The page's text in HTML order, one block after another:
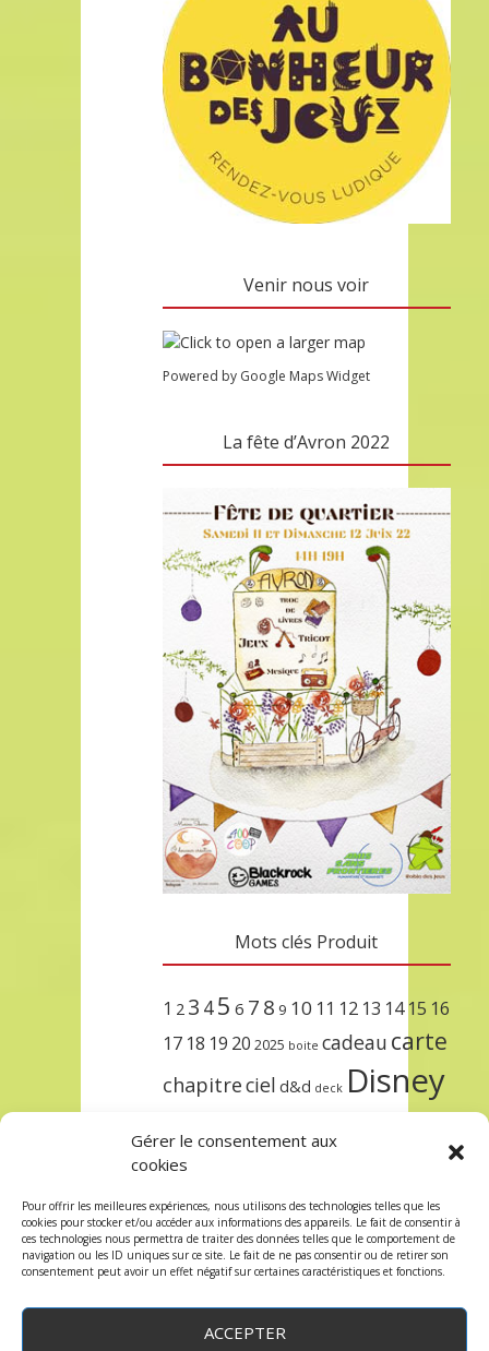
Gérer le consentement aux
cookies
Pour offrir les meilleures expériences, nous utilisons des technologies telles que les
cookies pour stocker et/ou accéder aux informations des appareils. Le fait de consentir à
ces technologies nous permettra de traiter des données telles que le comportement de
navigation ou les ID uniques sur ce site. Le fait de ne pas consentir ou de retirer son
consentement peut avoir un effet négatif sur certaines caractéristiques et fonctions.
ACCEPTER
Venir nous voir
Powered by Google Maps Widget
La fête d’Avron 2022
Mots clés Produit
1 2 3 45 6 7 8 9 10 11 12 13 14 15 16
17 18 19 20 2025 boite cadeau carte
chapitreciel d&d deck Disney
lorcana
protègeprécommandesetsleeve
terre trois unlockursula étincelant